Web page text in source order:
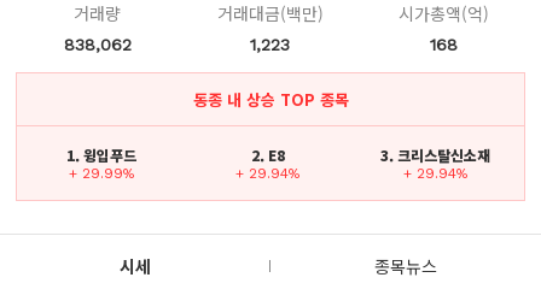
거래량
838,062
거래대금(백만)
1,223
시가총액(억)
168
동종 내 상승 TOP 종목
1. 윙입푸드
+ 29.99%
2. E8
+ 29.94%
3. 크리스탈신소재
+ 29.94%
시세 종목뉴스